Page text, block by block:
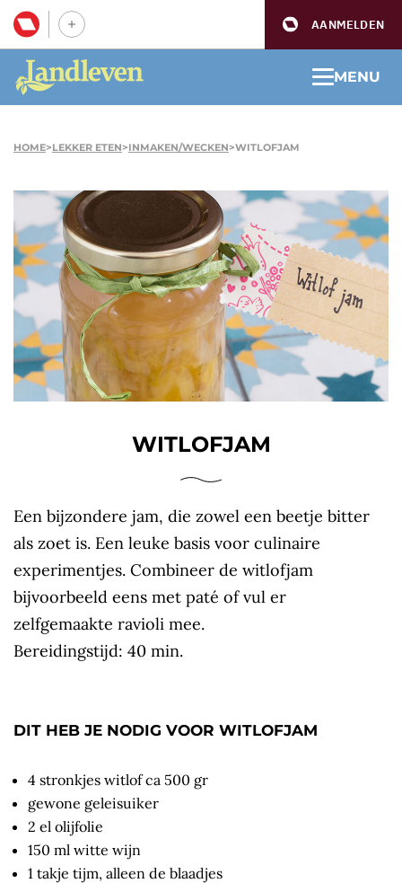
AANMELDEN
MENU
HOME>LEKKER ETEN>INMAKEN/WECKEN>WITLOFJAM
WITLOFJAM
Een bijzondere jam, die zowel een beetje bitter
als zoet is. Een leuke basis voor culinaire
experimentjes. Combineer de witlofjam
bijvoorbeeld eens met paté of vul er
zelfgemaakte ravioli mee.
Bereidingstijd: 40 min.
DIT HEB JE NODIG VOOR WITLOFJAM
4 stronkjes witlof ca 500 gr
gewone geleisuiker
2 el olijfolie
150 ml witte wijn
1 takje tijm, alleen de blaadjes